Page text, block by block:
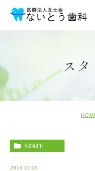
ス
STAFF
2016.12.05